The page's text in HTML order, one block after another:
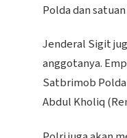
Polda dan
Jenderal Sigit
anggotanya.
Satbrimob
Abdul Kholiq